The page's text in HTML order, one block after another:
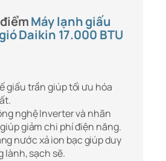
Máy lạnh giấu
Daikin 17.000 BTU
giấu trần giúp tối ưu hóa
nghệ Inverter và nhãn
giảm chi phí điện năng.
nước xả ion bạc giúp duy
lành, sạch sẽ.